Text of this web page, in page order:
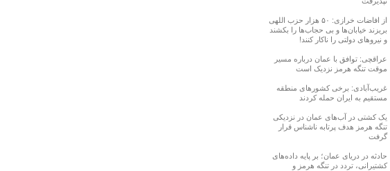
از افاضات خرازی: ۵۰ هزار حزب اللهی
بریزند خیابان‌ها و بی حجاب‌ها را بکشند
و نیرو‌های دولتی را ناکار کنند!
عراقچی: توافق با عمان درباره مسیر
موقت تنگه هرمز نزدیک است
غریب‌آبادی: برخی کشورهای منطقه
مستقیم به ایران حمله کردند
یک کشتی در آب‌های عمان در نزدیکی
تنگه هرمز هدف پرتابه ناشناس قرار
گرفت
حادثه در دریای عمان؛ بر پایه داده‌های
کشتیرانی، تردد در تنگه هرمز و